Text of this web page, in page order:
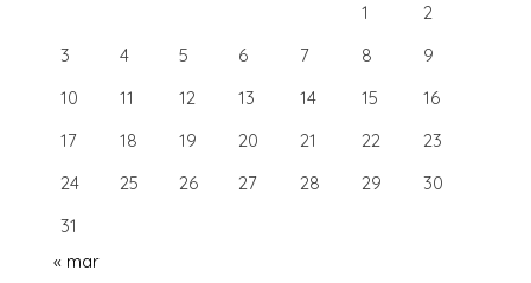
1
2
3
4 5 6 7 8
9
10
11 12 13 14 15
16
17
18 19 20 21 22
23
24
25 26 27 28 29
30
31
« mar